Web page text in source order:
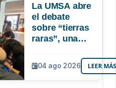
La UMSA abre
el debate
sobre “tierras
raras”, una
mineral que
Bolivia aún no
explora ni
04 ago 2026 LEER